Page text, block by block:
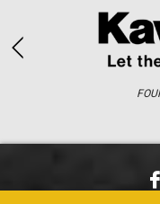
accéder